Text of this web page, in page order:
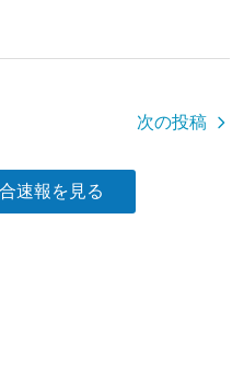
次の投稿
速報を見る